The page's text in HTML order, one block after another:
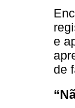
e
de